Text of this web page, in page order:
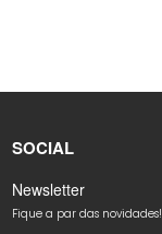
SOCIAL
Newsletter
Fique a par das novidades!